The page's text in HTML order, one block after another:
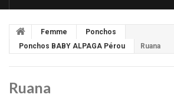
Femme
Ponchos
Ponchos BABY ALPAGA Pérou
Ruana
Ruana